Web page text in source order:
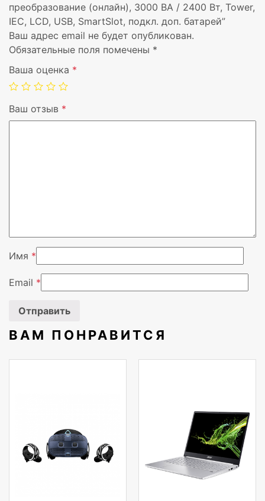
Вес 26,8 кг
Диапазон температур при
эксплуатации
хранении
Технология батареи
Герметичная
Дисплей
Вес батареи 29 кг
Вендор APC
преобразование (онлайн), 3000 ВА / 2400 Вт, Tower,
IEC, LCD, USB, SmartSlot, подкл. доп. батарей”
Ваш адрес email не будет опубликован.
Обязательные поля помечены *
Ваша оценка *
Ваш отзыв *
Имя *
Email *
ВАМ ПОНРАВИТСЯ